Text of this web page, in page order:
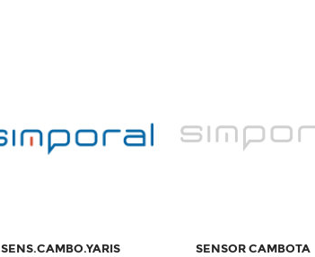
SENS.CAMBO.YARIS
SENSOR CAMBOTA